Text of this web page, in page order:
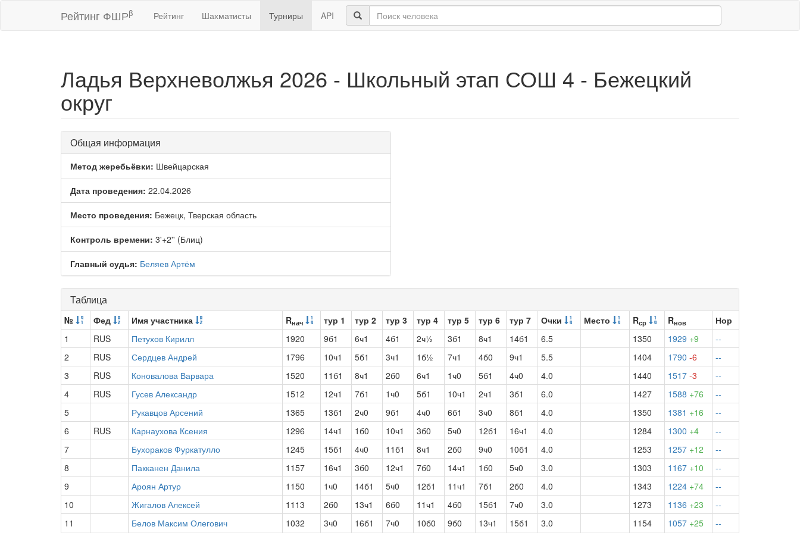
Рейтинг ФШРβ Рейтинг Шахматисты Турниры API
Ладья Верхневолжья 2026 - Школьный этап СОШ 4 - Бежецкий
округ
Общая информация
Метод жеребьёвки: Швейцарская
Дата проведения: 22.04.2026
Место проведения: Бежецк, Тверская область
Контроль времени: 3'+2'' (Блиц)
Главный судья: Беляев Артём
Таблица
№ Фед Имя участника Rнач тур 1 тур 2 тур 3 тур 4 тур 5 тур 6 тур 7 Очки Место Rср Rнов
Нор
1
RUS Петухов Кирилл 1920 9б1 6ч1 4б1 2ч½ 3б1 8ч1 14б1 6.5 1350 1929 +9
--
2
RUS Сердцев Андрей 1796 10ч1 5б1 3ч1 1б½ 7ч1 4б0 9ч1 5.5 1404 1790 -6
--
3
RUS Коновалова Варвара 1520 11б1 8ч1 2б0 6ч1 1ч0 5б1 4ч0 4.0 1440 1517 -3
--
4
RUS Гусев Александр 1512 12ч1 7б1 1ч0 5б1 10ч1 2ч1 3б1 6.0 1427 1588 +76
--
5
Рукавцов Арсений 1365 13б1 2ч0 9б1 4ч0 6б1 3ч0 8б1 4.0 1350 1381 +16
--
6
RUS Карнаухова Ксения 1296 14ч1 1б0 10ч1 3б0 5ч0 12б1 16ч1 4.0 1284 1300 +4
--
7
Бухораков Фуркатулло 1245 15б1 4ч0 11б1 8ч1 2б0 9ч0 10б1 4.0 1253 1257 +12
--
8
Пакканен Данила 1157 16ч1 3б0 12ч1 7б0 14ч1 1б0 5ч0 3.0 1303 1167 +10
--
9
Ароян Артур 1150 1ч0 14б1 5ч0 12б1 11ч1 7б1 2б0 4.0 1343 1224 +74
--
10
Жигалов Алексей 1113 2б0 13ч1 6б0 11ч1 4б0 15б1 7ч0 3.0 1273 1136 +23
--
11
Белов Максим Олегович 1032 3ч0 16б1 7ч0 10б0 9б0 13ч1 15б1 3.0 1154 1057 +25 --